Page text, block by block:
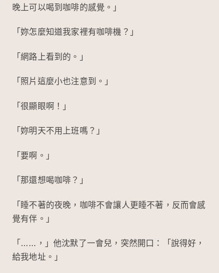
晚上可以喝到咖啡的感覺。」
「妳怎麼知道我家裡有咖啡機？」
「網路上看到的。」
「照片這麼小也注意到。」
「很顯眼啊！」
「妳明天不用上班嗎？」
「要啊。」
「那還想喝咖啡？」
「睡不著的夜晚，咖啡不會讓人更睡不著，反而會感
覺有伴。」
「……，」他沈默了一會兒，突然開口：「說得好，
給我地址。」